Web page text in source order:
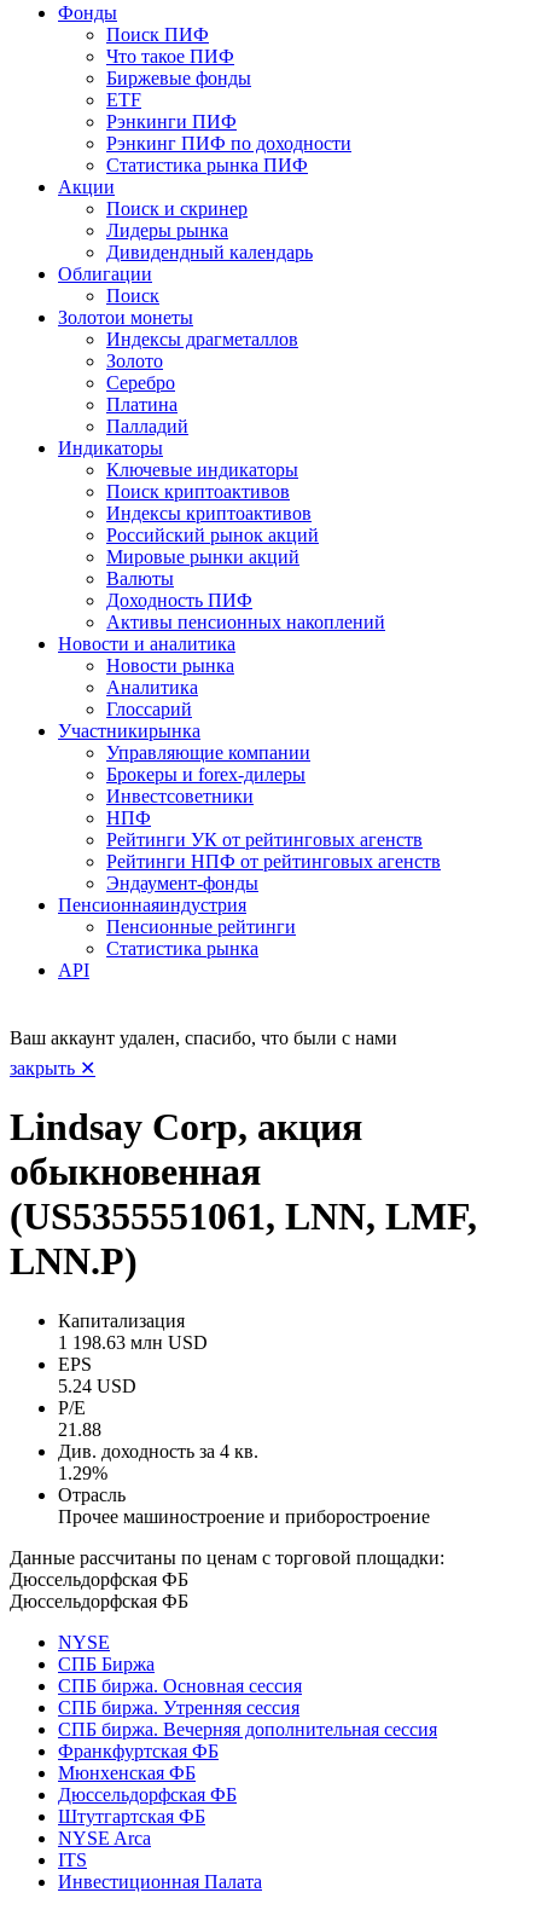
Фонды
Поиск ПИФ
Что такое ПИФ
Биржевые фонды
ETF
Рэнкинги ПИФ
Рэнкинг ПИФ по доходности
Статистика рынка ПИФ
Акции
Поиск и скринер
Лидеры рынка
Дивидендный календарь
Облигации
Поиск
Золотои монеты
Индексы драгметаллов
Золото
Серебро
Платина
Палладий
Индикаторы
Ключевые индикаторы
Поиск криптоактивов
Индексы криптоактивов
Российский рынок акций
Мировые рынки акций
Валюты
Доходность ПИФ
Активы пенсионных накоплений
Новости и аналитика
Новости рынка
Аналитика
Глоссарий
Участникирынка
Управляющие компании
Брокеры и forex-дилеры
Инвестсоветники
НПФ
Рейтинги УК от рейтинговых агенств
Рейтинги НПФ от рейтинговых агенств
Эндаумент-фонды
Пенсионнаяиндустрия
Пенсионные рейтинги
Статистика рынка
API
Ваш аккаунт удален, спасибо, что были с нами
закрыть ✕
Lindsay Corp, акция
обыкновенная
(US5355551061, LNN, LMF,
LNN.P)
Капитализация
1 198.63 млн USD
EPS
5.24 USD
P/E
21.88
Див. доходность за 4 кв.
1.29%
Отрасль
Прочее машиностроение и приборостроение
Данные рассчитаны по ценам с торговой площадки:
Дюссельдорфская ФБ
Дюссельдорфская ФБ
NYSE
СПБ Биржа
СПБ биржа. Основная сессия
СПБ биржа. Утренняя сессия
СПБ биржа. Вечерняя дополнительная сессия
Франкфуртская ФБ
Мюнхенская ФБ
Дюссельдорфская ФБ
Штутгартская ФБ
NYSE Arca
ITS
Инвестиционная Палата